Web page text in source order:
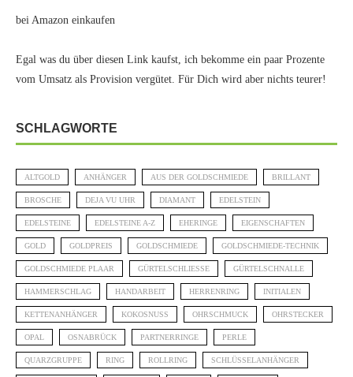
bei Amazon einkaufen
Egal was du über diesen Link kaufst, ich bekomme ein paar Prozente
vom Umsatz als Provision vergütet. Für Dich wird aber nichts teurer!
SCHLAGWORTE
ALTGOLD ANHÄNGER AUS DER GOLDSCHMIEDE BRILLANT
BROSCHE DEJA VU UHR DIAMANT EDELSTEIN
EDELSTEINE EDELSTEINE A-Z EHERINGE EIGENSCHAFTEN
GOLD GOLDPREIS GOLDSCHMIEDE GOLDSCHMIEDE-TECHNIK
GOLDSCHMIEDE PLAAR GÜRTELSCHLIESSE GÜRTELSCHNALLE
HAMMERSCHLAG HANDARBEIT HERRENRING INITIALEN
KETTENANHÄNGER KOKOSNUSS OHRSCHMUCK OHRSTECKER
OPAL OSNABRÜCK PARTNERRINGE PERLE
QUARZGRUPPE RING ROLLRING SCHLÜSSELANHÄNGER